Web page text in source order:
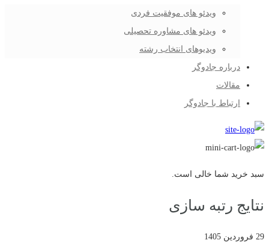
ویدئو های موفقیت فردی
ویدئو های مشاوره تحصیلی
ویدیوهای انتخاب رشته
درباره جادوگر
مقالات
ارتباط با جادوگر
سبد خرید شما خالی است.
نتایج رتبه سازی
29 فروردین 1405